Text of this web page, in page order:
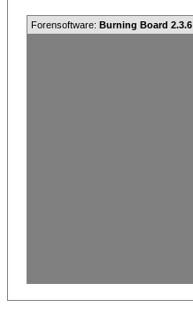
Forensoftware: Burning Board 2.3.6